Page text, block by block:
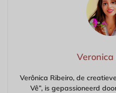
Veronica
Verônica Ribeiro, de
Vê”, is gepassioneerd